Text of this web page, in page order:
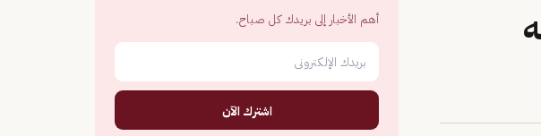
أهم الأخبار إلى بريدك كل صباح.
اشترك الآن